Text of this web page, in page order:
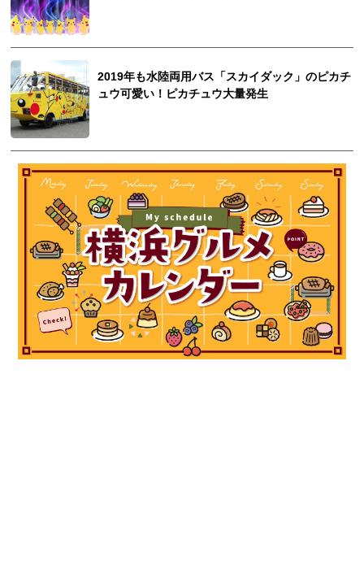
2019年も水陸両用バス「スカイダック」のピカチ
ュウ可愛い！ピカチュウ大量発生